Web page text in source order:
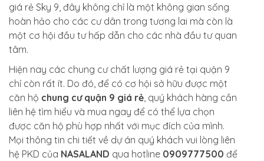
giá rẻ Sky 9, đây không chỉ là một không gian sống
hoàn hảo cho các cư dân trong tương lai mà còn là
một cơ hội đầu tư hấp dẫn cho các nhà đầu tư quan
tâm.
Hiện nay các chung cư chất lượng giá rẻ tại quận 9
chỉ còn rất ít. Do đó, để có cơ hội sở hữu được một
căn hộ chung cư quận 9 giá rẻ, quý khách hàng cần
liên hệ tìm hiểu và mua ngay để có thể lựa chọn
được căn hộ phù hợp nhất với mục đích của mình.
Mọi thông tin chi tiết về dự án quý khách vui lòng liên
hệ PKD của NASALAND qua hotline 0909777500 để